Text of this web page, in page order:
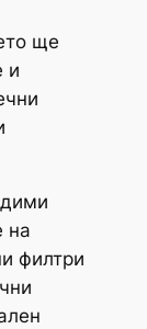
ще
и
на
филтри